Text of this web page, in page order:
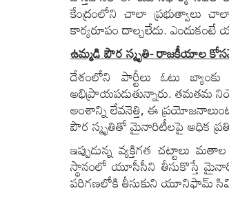
కేంద్రంలోని చాలా ప్రభుత్వాలు
కార్యరూపం దాల్చలేదు.
ఉమ్మడి పౌర స్మృతి- రాజకీయాల
దేశంలోని పార్టీలు ఓటు
అభిప్రాయపడుతున్నారు. తమతమ
అంశాన్ని లేవనెత్తి, ఈ
పౌర స్మృతితో మైనారిటీలపై అధిక
ఇప్పుడున్న వ్యక్తిగత చట్టాలు
స్థానంలో యూసీసీని తీసుకొస్తే
పరిగణలోకి తీసుకుని యూనిఫామ్​